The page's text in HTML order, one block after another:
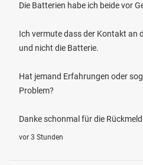
Die Batterien habe ich beide vor
Ich vermute dass der Kontakt an
und nicht die Batterie.
Hat jemand Erfahrungen oder
Problem?
Danke schonmal für die
vor 3 Stunden